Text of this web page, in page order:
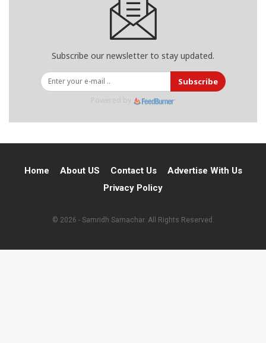
Subscribe our newsletter to stay updated.
Subscribe
Home About US Contact Us
Advertise With Us
Privacy Policy
© 2026 - Samridh Samachar. All Rights Reserved.